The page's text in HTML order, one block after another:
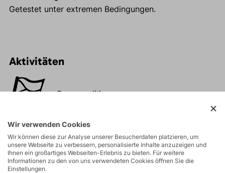
Getestet unter extremen Bedingungen.
Aktivitäten
Bergexpeditionen
Eisklettern
Skitouren
Wir verwenden Cookies
Wir können diese zur Analyse unserer Besucherdaten platzieren, um
unsere Webseite zu verbessern, personalisierte Inhalte anzuzeigen und
Ihnen ein großartiges Webseiten-Erlebnis zu bieten. Für weitere
Informationen zu den von uns verwendeten Cookies öffnen Sie die
Einstellungen.